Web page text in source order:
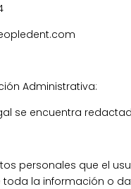
Administrativa:
se encuentra
personales que el
la información o